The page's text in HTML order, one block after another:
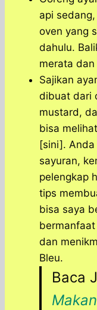
api
oven yang
dahulu.
merata
Sajikan
dibuat dari
mustard,
bisa
[sini].
sayuran,
pelengkap
tips
bisa saya
dan
Bleu.
Baca